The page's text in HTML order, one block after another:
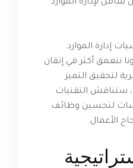
شامل لإدارة الموارد
إدارة الموارد
نتعمق أكثر في إتقان
لتحقيق التميز
سنناقش التقنيات
لتحسين وظائف
الأعمال.